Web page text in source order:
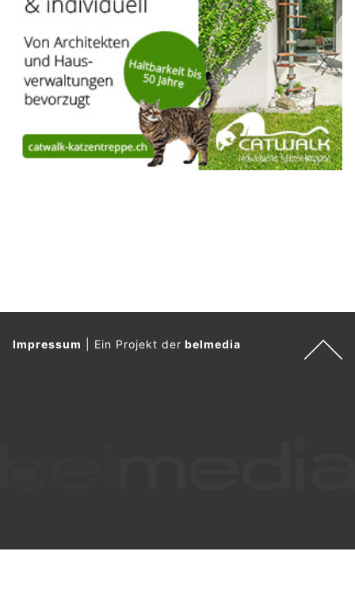
Impressum Ein Projekt derbelmedia